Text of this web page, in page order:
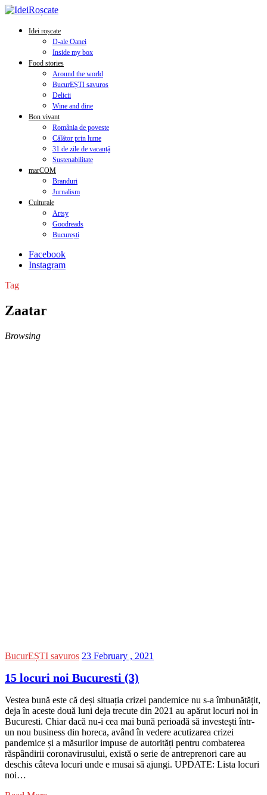
Idei roșcate
D-ale Oanei
Inside my box
Food stories
Around the world
BucurEȘTI savuros
Delicii
Wine and dine
Bon vivant
România de poveste
Călător prin lume
31 de zile de vacanță
Sustenabilitate
marCOM
Branduri
Jurnalism
Culturale
Artsy
Goodreads
București
Facebook
Instagram
Tag
Zaatar
Browsing
BucurEȘTI savuros 23 February , 2021
15 locuri noi Bucuresti (3)
Vestea bună este că deși situația crizei pandemice nu s-a îmbunătățit,
deja în aceste două luni deja trecute din 2021 au apărut locuri noi in
Bucuresti. Chiar dacă nu-i cea mai bună perioadă să investești într-
un nou business din horeca, având în vedere acutizarea crizei
pandemice și a măsurilor impuse de autorități pentru combaterea
răspândirii coronavirusului, există o serie de antreprenori care au
deschis câteva locuri unde e musai să ajungi. UPDATE: Lista locuri
noi…